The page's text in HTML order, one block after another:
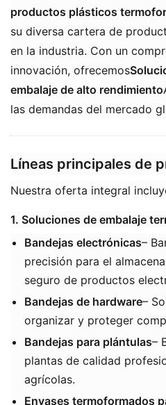
productos plásticos
su diversa cartera de
en la industria. Con un
innovación, ofrecemos
embalaje de alto rendimiento
las demandas del mercado
Líneas principales de
Nuestra oferta integral
1. Soluciones de embalaje
Bandejas electrónicas​–
precisión para el
seguro de productos
Bandejas de hardware​–
organizar y proteger
Bandejas para plántulas​–
plantas de calidad
agrícolas.
Envases termoformados